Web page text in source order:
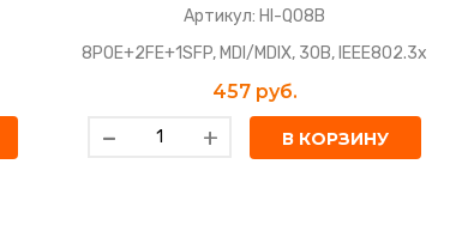
Артикул: HI-Q08B
8POE+2FE+1SFP, MDI/MDIX, 30В, IEEE802.3x
457 руб.
- + В КОРЗИНУ